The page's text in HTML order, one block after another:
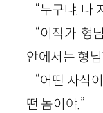
“누구냐. 나
“이작가 형
안에서는 형
“어떤 자식
떤 놈이야.”